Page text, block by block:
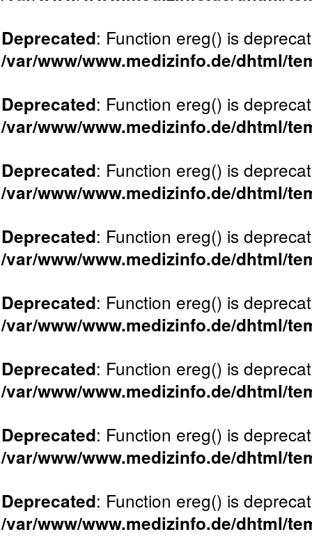
Deprecated: Function ereg() is
/var/www/www.medizinfo.de/dhtml/
Deprecated: Function ereg() is
/var/www/www.medizinfo.de/dhtml/
Deprecated: Function ereg() is
/var/www/www.medizinfo.de/dhtml/
Deprecated: Function ereg() is
/var/www/www.medizinfo.de/dhtml/
Deprecated: Function ereg() is
/var/www/www.medizinfo.de/dhtml/
Deprecated: Function ereg() is
/var/www/www.medizinfo.de/dhtml/
Deprecated: Function ereg() is
/var/www/www.medizinfo.de/dhtml/
Deprecated: Function ereg() is
/var/www/www.medizinfo.de/dhtml/